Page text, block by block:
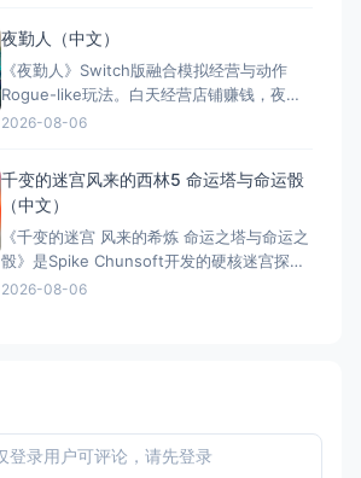
文定名） 美国名称：Rue Valley（北美/欧服
eShop官方英文
夜勤人（中文）
《夜勤人》Switch版融合模拟经营与动作
Rogue-like玩法。白天经营店铺赚钱，夜晚
探索地牢打怪寻宝，核心循环为“赚钱变强，
戏凭借独特的玩法融合与出色像素美术，获
Steam 82%特别好评，是体验双面人生的佳
作
2026-08-06
千变的迷宫风来的西林5 命运塔与命运骰
（中文）
《千变的迷宫 风来的希炼 命运之塔与命运之
骰》是Spike Chunsoft开发的硬核迷宫探险
Roguelike RPG。每次冒险地图、道具、怪
2026-08-06